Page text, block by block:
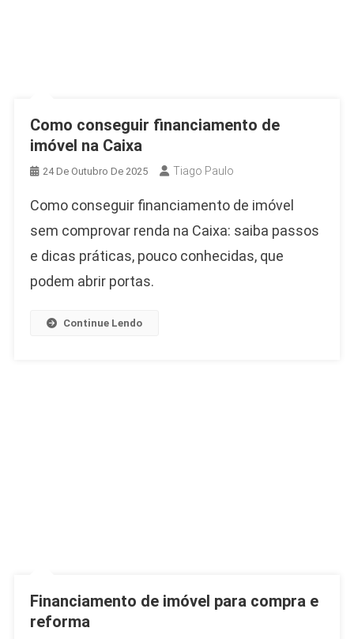
Como conseguir financiamento de
imóvel na Caixa
24 De Outubro De 2025 Tiago Paulo
Como conseguir financiamento de imóvel
sem comprovar renda na Caixa: saiba passos
e dicas práticas, pouco conhecidas, que
podem abrir portas.
Continue Lendo
Financiamento de imóvel para compra e
reforma